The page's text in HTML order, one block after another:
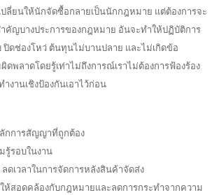
ลี่ยนให้นักจัดซื้อกลายเป็นนักกฎหมาย แต่ต้องการจะ
คัญบางประการของกฎหมาย อันจะทำให้ปฏิบัติการ
ดช่องโหว่ ต้นทุนไม่บานปลาย และไม่เกิดข้อ
ดพลาดโดยรู้เท่าไม่ถึงการณ์เราไม่ต้องการฟ้องร้อง
งานเชิงป้องกันเอาไว้ก่อน
ลักการสัญญาที่ถูกต้อง
รู้รอบในงาน
ดเวลาในการจัดการหลังสินค้าจัดส่ง
ให้สอดคล้องกับกฎหมายและลดการกระทำจากความ